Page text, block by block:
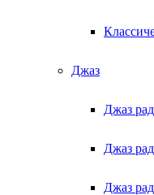
Джаз
Джаз
Джаз
Джаз